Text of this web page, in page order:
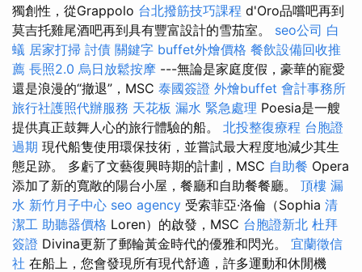
獨創性，從Grappolo 台北撥筋技巧課程 d'Oro品嚐吧再到
莫吉托雞尾酒吧再到具有豐富設計的雪茄室。 seo公司 白
蟻 居家打掃 討債 關鍵字 buffet外燴價格 餐飲設備回收推
薦 長照2.0 烏日放鬆按摩 ---無論是家庭度假，豪華的寵愛
還是浪漫的“撤退”，MSC 泰國簽證 外燴buffet 會計事務所
旅行社護照代辦服務 天花板 漏水 緊急處理 Poesia是一艘
提供真正鼓舞人心的旅行體驗的船。 北投整復療程 台胞證
過期 現代船隻使用環保技術，並嘗試最大程度地減少其生
態足跡。 多虧了文藝復興時期的計劃，MSC 自助餐 Opera
添加了新的寬敞的陽台小屋，餐廳和自助餐餐廳。 頂樓 漏
水 新竹月子中心 seo agency 受索菲亞·洛倫（Sophia 清
潔工 助聽器價格 Loren）的啟發，MSC 台胞證新北 杜拜
簽證 Divina更新了郵輪黃金時代的優雅和閃光。 宜蘭徵信
社 在船上，您會發現所有現代舒適，許多運動和休閒機